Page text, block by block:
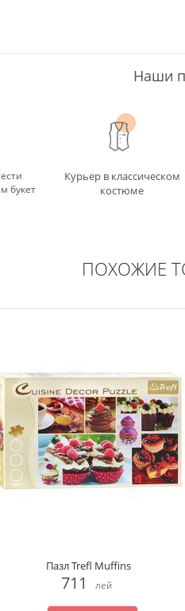
Наши
букет
Курьер в классическом
костюме
ПОХОЖИЕ
Пазл Trefl Muffins
711 лей